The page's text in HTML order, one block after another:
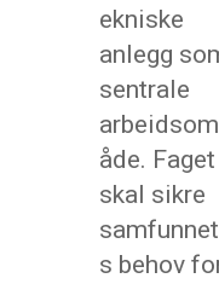
ekniske
anlegg
sentrale
åde. Faget
skal sikre
samfunnet
s behov